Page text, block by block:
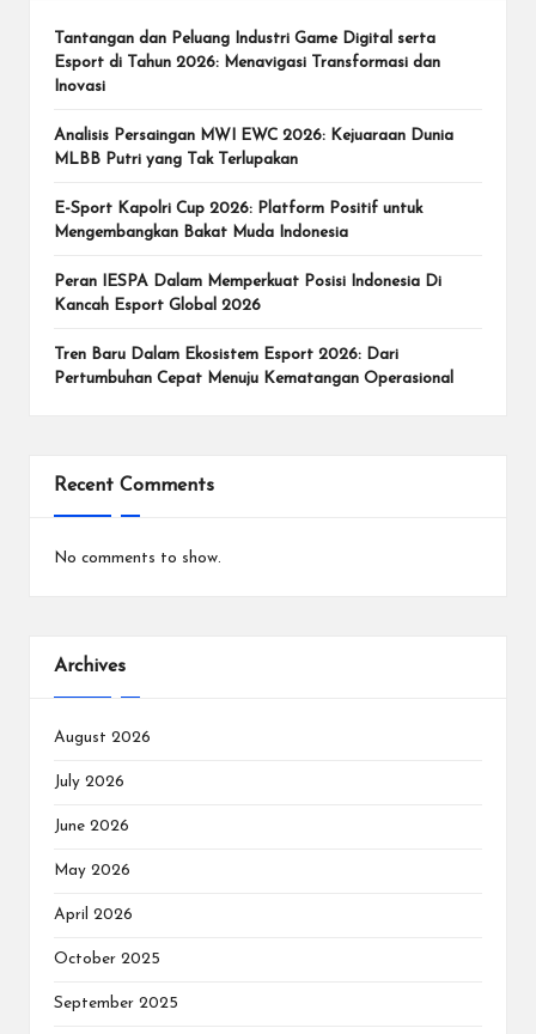
m
In
Tantangan dan Peluang Industri Game Digital serta
Esport di Tahun 2026: Menavigasi Transformasi dan
Inovasi
Analisis Persaingan MWI EWC 2026: Kejuaraan Dunia
MLBB Putri yang Tak Terlupakan
E-Sport Kapolri Cup 2026: Platform Positif untuk
Mengembangkan Bakat Muda Indonesia
Peran IESPA Dalam Memperkuat Posisi Indonesia Di
Kancah Esport Global 2026
Tren Baru Dalam Ekosistem Esport 2026: Dari
Pertumbuhan Cepat Menuju Kematangan Operasional
Recent Comments
No comments to show.
Archives
August 2026
July 2026
June 2026
May 2026
April 2026
October 2025
September 2025